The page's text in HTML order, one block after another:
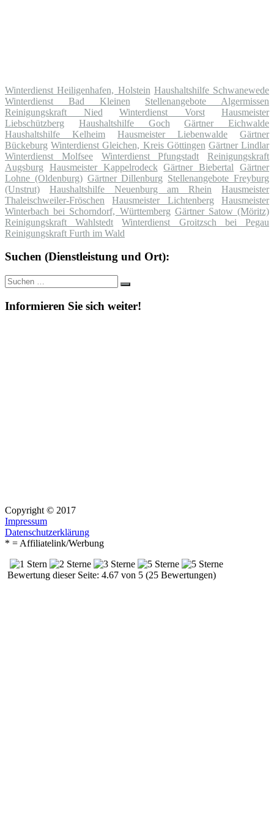
Winterdienst Heiligenhafen, Holstein Haushaltshilfe Schwanewede
Winterdienst Bad Kleinen
Stellenangebote Algermissen
Reinigungskraft Nied
Winterdienst Vorst
Hausmeister
Liebschützberg
Haushaltshilfe Goch
Gärtner Eichwalde
Haushaltshilfe Kelheim
Hausmeister Liebenwalde
Gärtner
Bückeburg Winterdienst Gleichen, Kreis Göttingen Gärtner Lindlar
Winterdienst Molfsee
Winterdienst Pfungstadt
Reinigungskraft
Augsburg
Hausmeister Kappelrodeck Gärtner Biebertal
Gärtner
Lohne (Oldenburg) Gärtner Dillenburg Stellenangebote Freyburg
(Unstrut)
Haushaltshilfe Neuenburg am Rhein
Hausmeister
Thaleischweiler-Fröschen
Hausmeister Lichtenberg
Hausmeister
Winterbach bei Schorndorf, Württemberg Gärtner Satow (Möritz)
Reinigungskraft Wahlstedt
Winterdienst Groitzsch bei Pegau
Reinigungskraft Furth im Wald
Suchen (Dienstleistung und Ort):
Suche
nach:
Suchen
Informieren Sie sich weiter!
Copyright © 2017
Impressum
Datenschutzerklärung
* = Affiliatelink/Werbung
Bewertung dieser Seite: 4.67 von 5 (25 Bewertungen)